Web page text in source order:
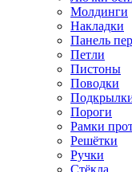
Молдинги
Накладки
Панель
Петли
Пистоны
Поводки
Пороги
Рамки
Решётки
Ручки